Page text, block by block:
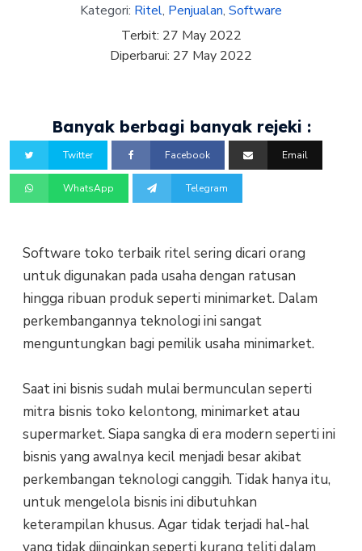
Kategori: Ritel, Penjualan, Software
Terbit: 27 May 2022
Diperbarui: 27 May 2022
Banyak berbagi banyak rejeki :
Twitter Facebook Email
WhatsApp Telegram
Software toko terbaik ritel sering dicari orang
untuk digunakan pada usaha dengan ratusan
hingga ribuan produk seperti minimarket. Dalam
perkembangannya teknologi ini sangat
menguntungkan bagi pemilik usaha minimarket.
Saat ini bisnis sudah mulai bermunculan seperti
mitra bisnis toko kelontong, minimarket atau
supermarket. Siapa sangka di era modern seperti ini
bisnis yang awalnya kecil menjadi besar akibat
perkembangan teknologi canggih. Tidak hanya itu,
untuk mengelola bisnis ini dibutuhkan
keterampilan khusus. Agar tidak terjadi hal-hal